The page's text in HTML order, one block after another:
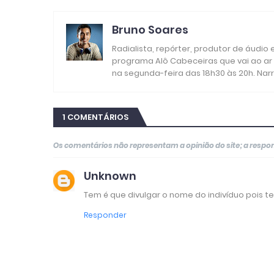
Bruno Soares
Radialista, repórter, produtor de
programa Alô Cabeceiras que vai ao
na segunda-feira das 18h30 às 20h.
1 COMENTÁRIOS
Os comentários não representam a opinião do site; a
Unknown
Tem é que divulgar o nome do indivíduo pois
Responder